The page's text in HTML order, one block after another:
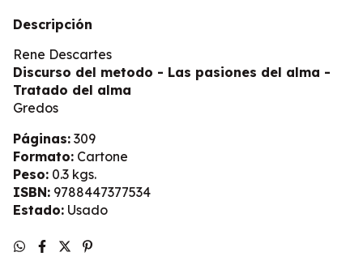
Descripción
Rene Descartes
Discurso del metodo - Las pasiones del alma -
Tratado del alma
Gredos
Páginas: 309
Formato: Cartone
Peso: 0.3 kgs.
ISBN: 9788447377534
Estado: Usado